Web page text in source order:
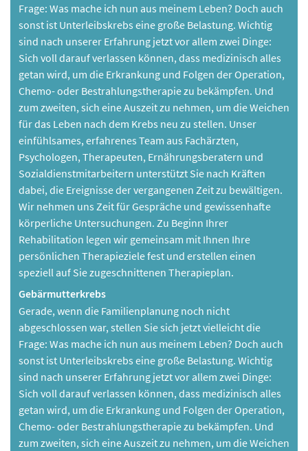
Frage: Was mache ich nun aus meinem Leben? Doch auch
sonst ist Unterleibskrebs eine große Belastung. Wichtig
sind nach unserer Erfahrung jetzt vor allem zwei Dinge:
Sich voll darauf verlassen können, dass medizinisch alles
getan wird, um die Erkrankung und Folgen der Operation,
Chemo- oder Bestrahlungstherapie zu bekämpfen. Und
zum zweiten, sich eine Auszeit zu nehmen, um die Weichen
für das Leben nach dem Krebs neu zu stellen. Unser
einfühlsames, erfahrenes Team aus Fachärzten,
Psychologen, Therapeuten, Ernährungsberatern und
Sozialdienstmitarbeitern unterstützt Sie nach Kräften
dabei, die Ereignisse der vergangenen Zeit zu bewältigen.
Wir nehmen uns Zeit für Gespräche und gewissenhafte
körperliche Untersuchungen. Zu Beginn Ihrer
Rehabilitation legen wir gemeinsam mit Ihnen Ihre
persönlichen Therapieziele fest und erstellen einen
speziell auf Sie zugeschnittenen Therapieplan.
Gebärmutterkrebs
Gerade, wenn die Familienplanung noch nicht
abgeschlossen war, stellen Sie sich jetzt vielleicht die
Frage: Was mache ich nun aus meinem Leben? Doch auch
sonst ist Unterleibskrebs eine große Belastung. Wichtig
sind nach unserer Erfahrung jetzt vor allem zwei Dinge:
Sich voll darauf verlassen können, dass medizinisch alles
getan wird, um die Erkrankung und Folgen der Operation,
Chemo- oder Bestrahlungstherapie zu bekämpfen. Und
zum zweiten, sich eine Auszeit zu nehmen, um die Weichen